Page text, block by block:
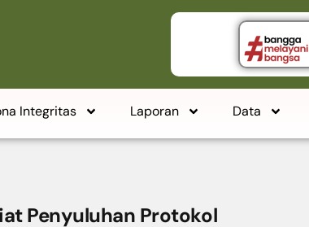
Integritas Laporan Data
Penyuluhan Protokol